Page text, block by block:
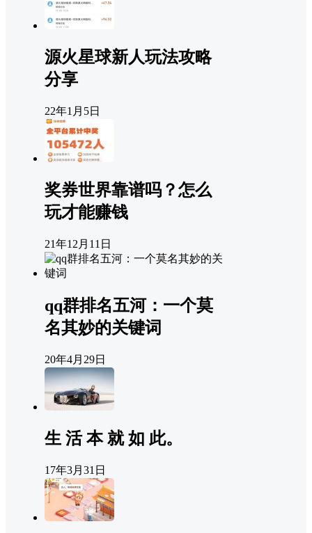
源火星球新人玩法攻略
分享
22年1月5日
奖券世界靠谱吗？怎么
玩才能赚钱
21年12月11日
qq群排名五河：一个莫
名其妙的关键词
20年4月29日
生 活 本 就 如 此。
17年3月31日